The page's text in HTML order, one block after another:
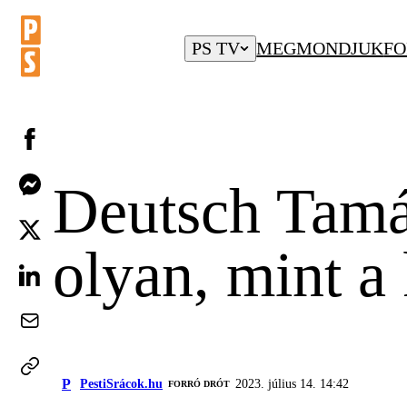
PS TV MEGMONDJUK
Deutsch
olyan, mint a
P PestiSrácok.hu FORRÓ DRÓT 2023. július 14. 14:42